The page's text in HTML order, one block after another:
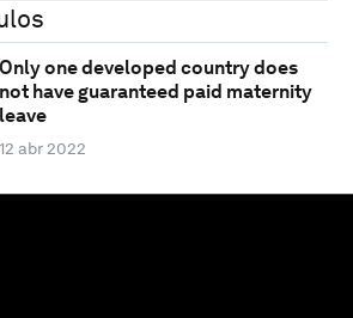
Only one developed country does
not have guaranteed paid maternity
leave
12 abr 2022